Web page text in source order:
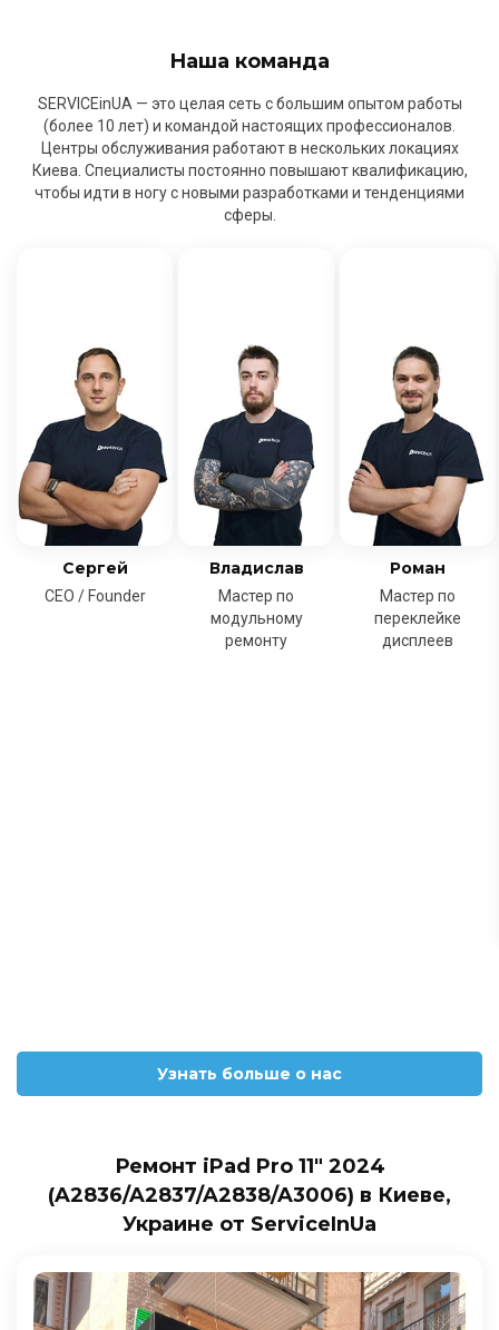
Наша команда
SERVICEinUA — это целая сеть с большим опытом работы
(более 10 лет) и командой настоящих профессионалов.
Центры обслуживания работают в нескольких локациях
Киева. Специалисты постоянно повышают квалификацию,
чтобы идти в ногу с новыми разработками и тенденциями
сферы.
Сергей
CEO / Founder
Владислав
Мастер по
модульному
ремонту
Роман
Мастер по
переклейке
дисплеев
Узнать больше о нас
Ремонт iPad Pro 11" 2024
(A2836/A2837/A2838/A3006) в Киеве,
Украине от ServiceInUa